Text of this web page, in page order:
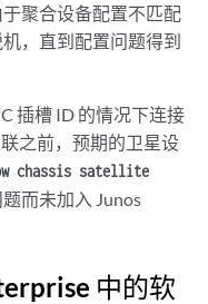
聚合设备配置不匹配
，直到配置问题得到
插槽 ID 的情况下连接
之前，预期的卫星设
chassis satellite
而未加入 Junos
中的软